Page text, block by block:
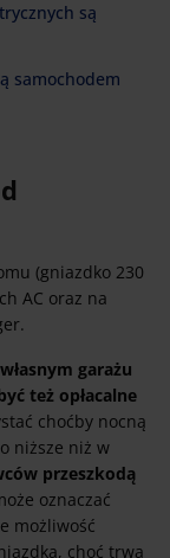
są
samochodem
(gniazdko 230
AC oraz na
garażu
też opłacalne
choćby nocną
niższe niż w
przeszkodą
oznaczać
możliwość
choć trwa